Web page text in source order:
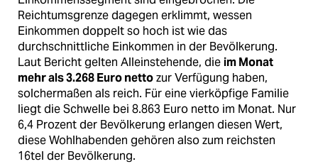
Reichtumsgrenze dagegen erklimmt, wessen
Einkommen doppelt so hoch ist wie das
durchschnittliche Einkommen in der Bevölkerung.
Laut Bericht gelten Alleinstehende, dieim Monat
mehr als 3.268 Euro nettozur Verfügung haben,
solchermaßen als reich. Für eine vierköpfige Familie
liegt die Schwelle bei 8.863 Euro netto im Monat. Nur
6,4 Prozent der Bevölkerung erlangen diesen Wert,
diese Wohlhabenden gehören also zum reichsten
16tel der Bevölkerung.